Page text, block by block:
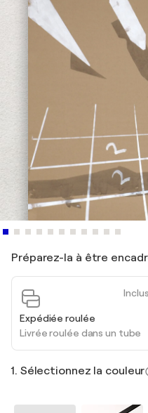
Préparez-la à être
Inclus
Expédiée roulée
Livrée roulée dans un tube
1. Sélectionnez la couleur